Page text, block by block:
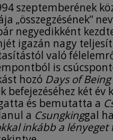
szeptemberének
negyedikként
igazán nagy
való
is
hozó Days of
két
és bemutatta a
a Csungkinggal
inkább a lényeget